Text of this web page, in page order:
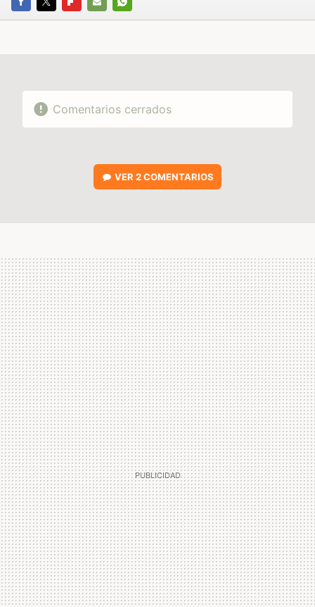
FACEBOOK
TWITTERFLIPBOARD
E-
WHATSAPP
Comentarios cerrados
VER2 COMENTARIOS